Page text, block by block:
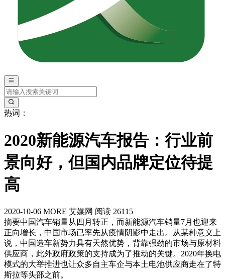
热词：
2020新能源汽车报告：行业前
景向好，但国内品牌定位待提
高
2020-10-06 MORE 艾媒网 阅读 26115
摘要中国汽车销量从四月转正，而新能源汽车销量7月也迎来
正向增长，中国市场已率先从疫情阴影中走出。从某种意义上
说，中国造车新势力具有天然优势，背靠强劲的市场与原材料
供应商，此外政府政策的支持成为了推动的关键。2020年换电
模式的大举推进也让众多自主车企与本土电池供应商走在了特
斯拉等头部之前。